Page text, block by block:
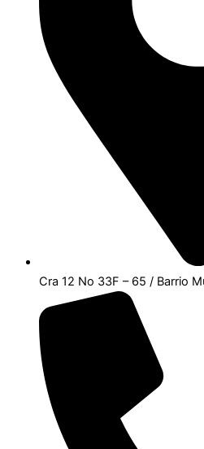
Cra 12 No 33F – 65 / Barrio